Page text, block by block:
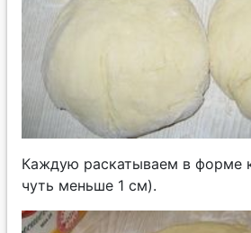
Каждую раскатываем в форме
чуть меньше 1 см).